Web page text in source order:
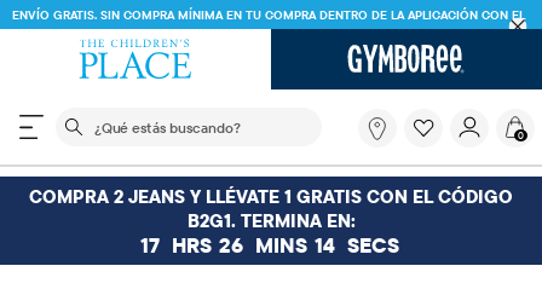
ENVÍO GRATIS. SIN COMPRA MÍNIMA EN TU COMPRA DENTRO DE LA APLICACIÓN CON EL
CÓDIGO
El siguiente campo de búsqueda filtra las
buscando?
0
COMPRA 2 JEANS Y LLÉVATE 1 GRATIS CON EL CÓDIGO
B2G1. TERMINA EN:
17 HRS 26 MINS 14 SECS